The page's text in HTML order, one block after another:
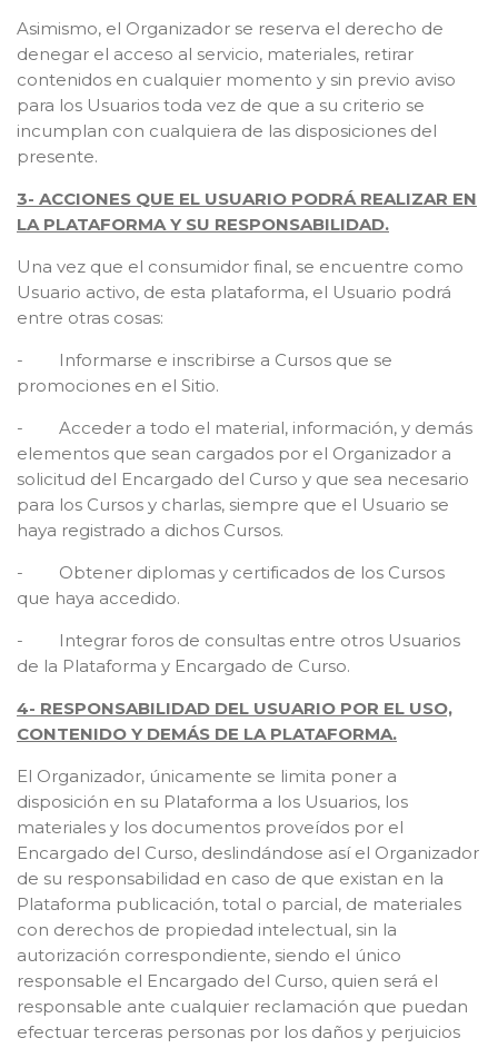
Asimismo, el Organizador se reserva el derecho de
denegar el acceso al servicio, materiales, retirar
contenidos en cualquier momento y sin previo aviso
para los Usuarios toda vez de que a su criterio se
incumplan con cualquiera de las disposiciones del
presente.
3- ACCIONES QUE EL USUARIO PODRÁ REALIZAR EN
LA PLATAFORMA Y SU RESPONSABILIDAD.
Una vez que el consumidor final, se encuentre como
Usuario activo, de esta plataforma, el Usuario podrá
entre otras cosas:
- Informarse e inscribirse a Cursos que se
promociones en el Sitio.
- Acceder a todo el material, información, y demás
elementos que sean cargados por el Organizador a
solicitud del Encargado del Curso y que sea necesario
para los Cursos y charlas, siempre que el Usuario se
haya registrado a dichos Cursos.
- Obtener diplomas y certificados de los Cursos
que haya accedido.
- Integrar foros de consultas entre otros Usuarios
de la Plataforma y Encargado de Curso.
4- RESPONSABILIDAD DEL USUARIO POR EL USO,
CONTENIDO Y DEMÁS DE LA PLATAFORMA.
El Organizador, únicamente se limita poner a
disposición en su Plataforma a los Usuarios, los
materiales y los documentos proveídos por el
Encargado del Curso, deslindándose así el Organizador
de su responsabilidad en caso de que existan en la
Plataforma publicación, total o parcial, de materiales
con derechos de propiedad intelectual, sin la
autorización correspondiente, siendo el único
responsable el Encargado del Curso, quien será el
responsable ante cualquier reclamación que puedan
efectuar terceras personas por los daños y perjuicios